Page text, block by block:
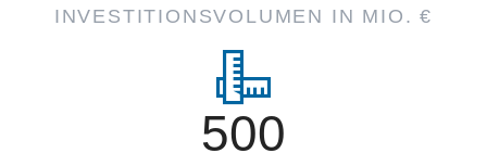
INVESTITIONSVOLUMEN IN MIO. €
500